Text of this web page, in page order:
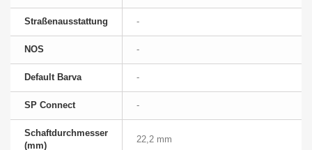
Straßenausstattung -
NOS -
Default Barva -
SP Connect -
Schaftdurchmesser
(mm)
22,2 mm